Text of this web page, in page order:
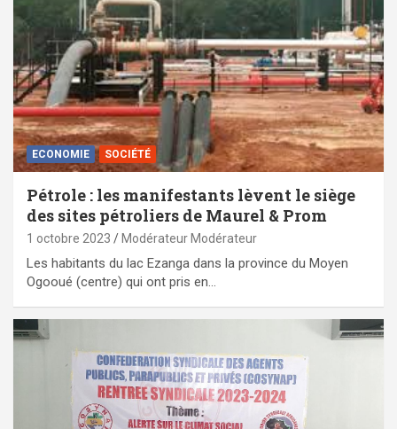
ECONOMIE SOCIÉTÉ
Pétrole : les manifestants lèvent le siège
des sites pétroliers de Maurel & Prom
1 octobre 2023 Modérateur Modérateur
Les habitants du lac Ezanga dans la province du Moyen
Ogooué (centre) qui ont pris en…